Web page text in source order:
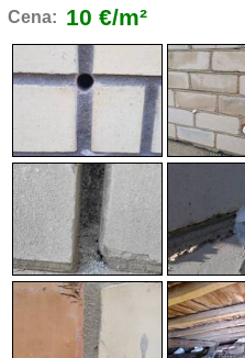
Cena: 10 €/m²